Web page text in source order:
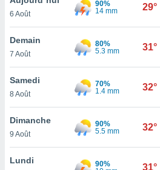
et
»,
au
vous
qu'ils
ou
le
6 Août
90%
14 mm
29°
Demain
7 Août
80%
5.3 mm
31°
Samedi
8 Août
70%
1.4 mm
32°
Dimanche
9 Août
90%
5.5 mm
32°
Lundi
90%
31°